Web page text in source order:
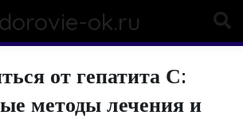
ok.ru
от гепатита С:
методы лечения и